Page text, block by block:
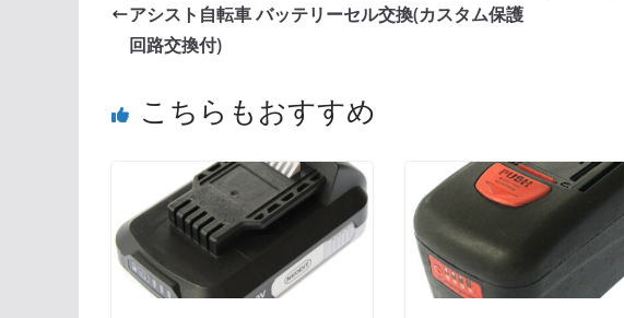
アシスト自転車 バッテリーセル交換(カスタム保護
回路交換付)
こちらもおすすめ